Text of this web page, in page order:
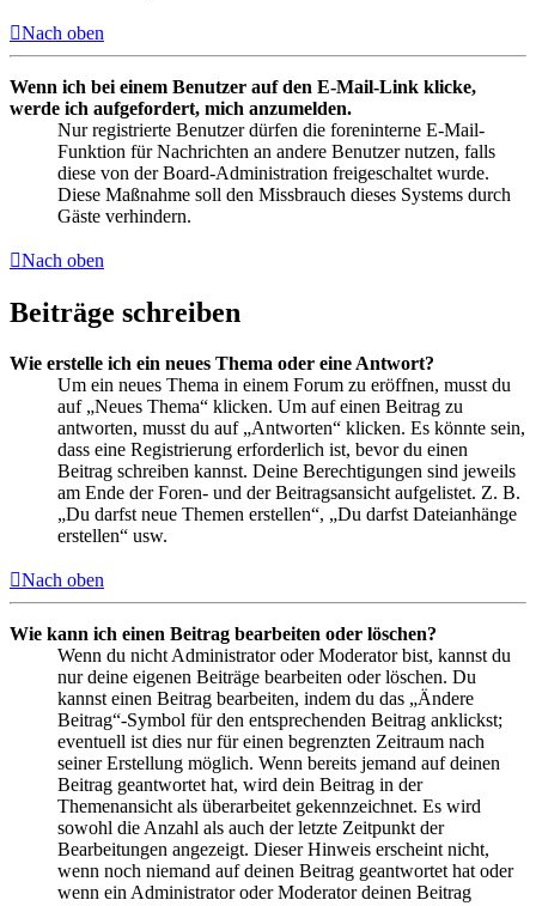
Nach oben
Wenn ich bei einem Benutzer auf den E-Mail-Link klicke,
werde ich aufgefordert, mich anzumelden.
Nur registrierte Benutzer dürfen die foreninterne E-Mail-
Funktion für Nachrichten an andere Benutzer nutzen, falls
diese von der Board-Administration freigeschaltet wurde.
Diese Maßnahme soll den Missbrauch dieses Systems durch
Gäste verhindern.
Nach oben
Beiträge schreiben
Wie erstelle ich ein neues Thema oder eine Antwort?
Um ein neues Thema in einem Forum zu eröffnen, musst du
auf „Neues Thema“ klicken. Um auf einen Beitrag zu
antworten, musst du auf „Antworten“ klicken. Es könnte sein,
dass eine Registrierung erforderlich ist, bevor du einen
Beitrag schreiben kannst. Deine Berechtigungen sind jeweils
am Ende der Foren- und der Beitragsansicht aufgelistet. Z. B.
„Du darfst neue Themen erstellen“, „Du darfst Dateianhänge
erstellen“ usw.
Nach oben
Wie kann ich einen Beitrag bearbeiten oder löschen?
Wenn du nicht Administrator oder Moderator bist, kannst du
nur deine eigenen Beiträge bearbeiten oder löschen. Du
kannst einen Beitrag bearbeiten, indem du das „Ändere
Beitrag“-Symbol für den entsprechenden Beitrag anklickst;
eventuell ist dies nur für einen begrenzten Zeitraum nach
seiner Erstellung möglich. Wenn bereits jemand auf deinen
Beitrag geantwortet hat, wird dein Beitrag in der
Themenansicht als überarbeitet gekennzeichnet. Es wird
sowohl die Anzahl als auch der letzte Zeitpunkt der
Bearbeitungen angezeigt. Dieser Hinweis erscheint nicht,
wenn noch niemand auf deinen Beitrag geantwortet hat oder
wenn ein Administrator oder Moderator deinen Beitrag